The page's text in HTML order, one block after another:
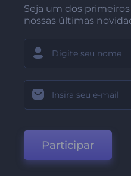
Seja um dos
nossas últimas
Participar